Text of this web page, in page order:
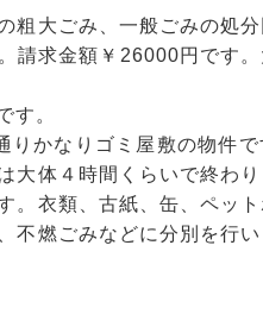
粗大ごみ、一般ごみの処分
請求金額￥26000円です
す。
かなりゴミ屋敷の物件で
大体４時間くらいで終わ
。衣類、古紙、缶、ペッ
不燃ごみなどに分別を行